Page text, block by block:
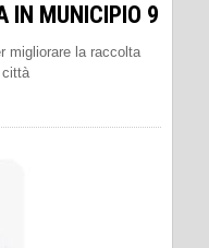
IN MUNICIPIO 9
migliorare la raccolta
città